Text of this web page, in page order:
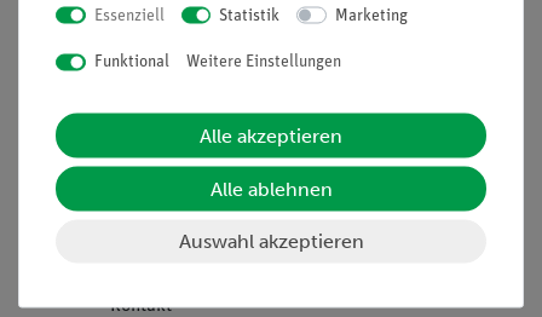
Informationen
Unternehmen
Projekte und Lösungen
Kontakt
Übersicht Service
Beratung & Showroom
Inventarisierungs- &
Essenziell Statistik Marketing
Funktional Weitere Einstellungen
Alle akzeptieren
Alle ablehnen
Auswahl akzeptieren